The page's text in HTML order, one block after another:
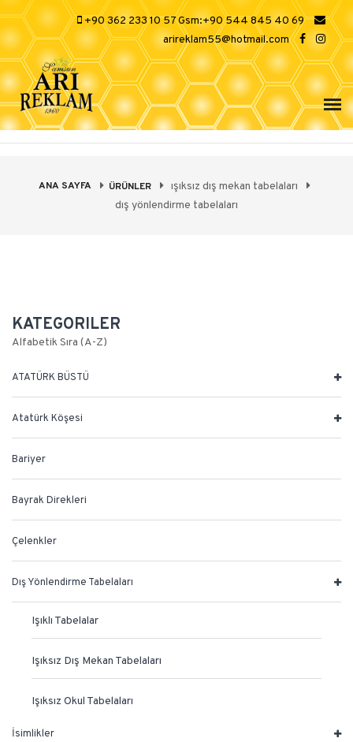
+90 362 233 10 57 Gsm:+90 544 845 40 69
arireklam55@hotmail.com
ANA SAYFA ÜRÜNLER
ışıksız dış mekan tabelaları
dış yönlendirme tabelaları
KATEGORILER
Alfabetik Sıra (A-Z)
ATATÜRK BÜSTÜ
Atatürk Köşesi
Bariyer
Bayrak Direkleri
Çelenkler
Dış Yönlendirme Tabelaları
Işıklı Tabelalar
Işıksız Dış Mekan Tabelaları
Işıksız Okul Tabelaları
İsimlikler